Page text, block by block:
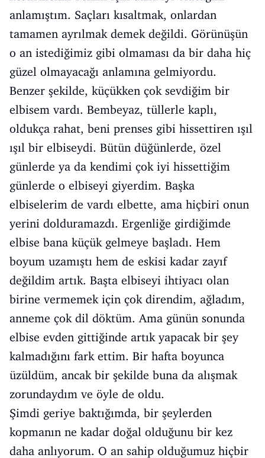
anlamıştım. Saçları kısaltmak, onlardan
tamamen ayrılmak demek değildi. Görünüşün
o an istediğimiz gibi olmaması da bir daha hiç
güzel olmayacağı anlamına gelmiyordu.
Benzer şekilde, küçükken çok sevdiğim bir
elbisem vardı. Bembeyaz, tüllerle kaplı,
oldukça rahat, beni prenses gibi hissettiren ışıl
ışıl bir elbiseydi. Bütün düğünlerde, özel
günlerde ya da kendimi çok iyi hissettiğim
günlerde o elbiseyi giyerdim. Başka
elbiselerim de vardı elbette, ama hiçbiri onun
yerini dolduramazdı. Ergenliğe girdiğimde
elbise bana küçük gelmeye başladı. Hem
boyum uzamıştı hem de eskisi kadar zayıf
değildim artık. Başta elbiseyi ihtiyacı olan
birine vermemek için çok direndim, ağladım,
anneme çok dil döktüm. Ama günün sonunda
elbise evden gittiğinde artık yapacak bir şey
kalmadığını fark ettim. Bir hafta boyunca
üzüldüm, ancak bir şekilde buna da alışmak
zorundaydım ve öyle de oldu.
Şimdi geriye baktığımda, bir şeylerden
kopmanın ne kadar doğal olduğunu bir kez
daha anlıyorum. O an sahip olduğumuz hiçbir